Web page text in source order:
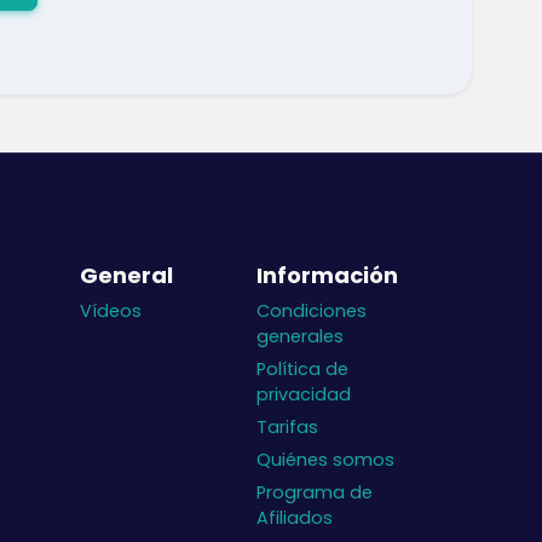
General
Vídeos
Información
Condiciones
generales
Política de
privacidad
Tarifas
Quiénes somos
Programa de
Afiliados